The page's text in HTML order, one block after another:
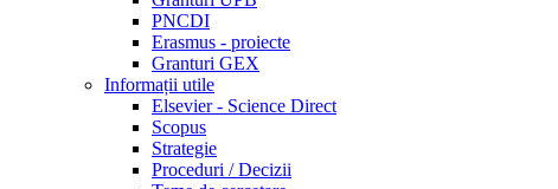
PNCDI
Erasmus - proiecte
Granturi GEX
Informații utile
Elsevier - Science Direct
Scopus
Strategie
Proceduri / Decizii